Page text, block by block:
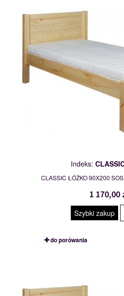
Indeks:
CLASSIC ŁÓŻKO 90X200
1 170,00
Szybki zakup
do porówania